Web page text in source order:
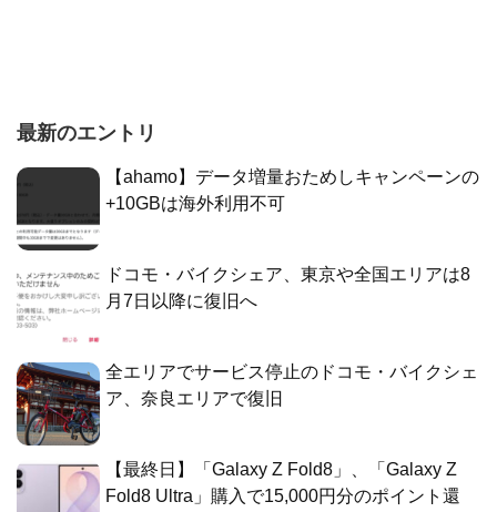
最新のエントリ
【ahamo】データ増量おためしキャンペーンの
+10GBは海外利用不可
ドコモ・バイクシェア、東京や全国エリアは8
月7日以降に復旧へ
全エリアでサービス停止のドコモ・バイクシェ
ア、奈良エリアで復旧
【最終日】「Galaxy Z Fold8」、「Galaxy Z
Fold8 Ultra」購入で15,000円分のポイント還